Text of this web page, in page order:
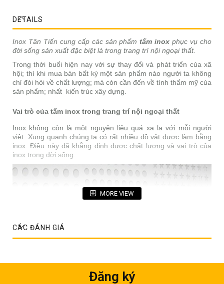
DETAILS
Inox Tân Tiến cung cấp các sản phẩm tấm inox phục vụ cho
đời sống sản xuất đặc biệt là trong trang trí nội ngoại thất.
Trong thời buổi hiện nay với sự thay đổi và phát triển của xã
hội; thì khi mua bán bất kỳ một sản phẩm nào người ta không
chỉ đòi hỏi về chất lượng; mà còn cần đến về tính thẩm mỹ của
sản phẩm; nhất kiến trúc xây dựng.
Vai trò của tấm inox trong trang trí nội ngoại thất
Inox không còn là một nguyên liệu quá xa lạ với mỗi người
việt. Xung quanh chúng ta có rất nhiều đồ vật được làm bằng
inox. Điều này đã khẳng định được chất lượng và vai trò của
inox trong đời sống.
MORE VIEW
CÁC ĐÁNH GIÁ
Đăng ký